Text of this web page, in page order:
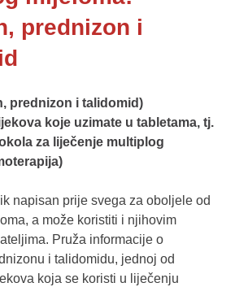
prednizon i
prednizon i talidomid)
koje uzimate u tabletama, tj.
za liječenje multiplog
napisan prije svega za oboljele od
a može koristiti i njihovim
Pruža informacije o
i talidomidu, jednoj od
koja se koristi u liječenju